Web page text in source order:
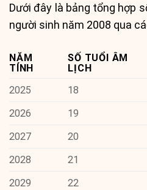
Dưới đây là bảng tổng hợp
người sinh năm 2008 qua
NĂM
TÍNH
SỐ TUỔI ÂM
LỊCH
2025
18
2026
19
2027
20
2028
21
2029
22